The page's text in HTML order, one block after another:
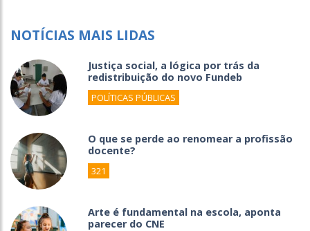
NOTÍCIAS MAIS LIDAS
Justiça social, a lógica por trás da
redistribuição do novo Fundeb
POLÍTICAS PÚBLICAS
O que se perde ao renomear a profissão
docente?
321
Arte é fundamental na escola, aponta
parecer do CNE